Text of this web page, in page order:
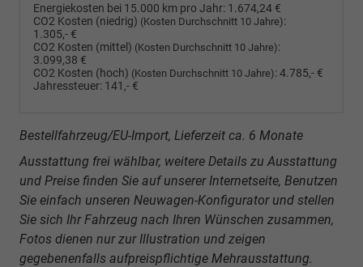
Energiekosten bei 15.000 km pro Jahr: 1.674,24 €
CO2 Kosten (niedrig) (Kosten Durchschnitt 10 Jahre):
1.305,- €
CO2 Kosten (mittel) (Kosten Durchschnitt 10 Jahre):
3.099,38 €
CO2 Kosten (hoch) (Kosten Durchschnitt 10 Jahre):4.785,- €
Jahressteuer: 141,- €
Bestellfahrzeug/EU-Import, Lieferzeit ca. 6 Monate
Ausstattung frei wählbar, weitere Details zu Ausstattung
und Preise finden Sie auf unserer Internetseite, Benutzen
Sie einfach unseren Neuwagen-Konfigurator und stellen
Sie sich Ihr Fahrzeug nach Ihren Wünschen zusammen,
Fotos dienen nur zur Illustration und zeigen
gegebenenfalls aufpreispflichtige Mehrausstattung.